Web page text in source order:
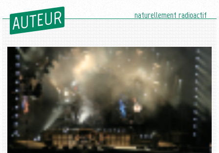
AUTEUR naturellement radioactif